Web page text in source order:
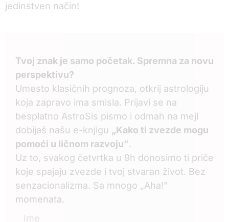
jedinstven način!
Tvoj znak je samo početak. Spremna za novu
perspektivu?
Umesto klasičnih prognoza, otkrij astrologiju
koja zapravo ima smisla. Prijavi se na
besplatno AstroSis pismo i odmah na mejl
dobijaš našu e-knjigu „Kako ti zvezde mogu
pomoći u ličnom razvoju”.
Uz to, svakog četvrtka u 9h donosimo ti priče
koje spajaju zvezde i tvoj stvaran život. Bez
senzacionalizma. Sa mnogo „Aha!”
momenata.